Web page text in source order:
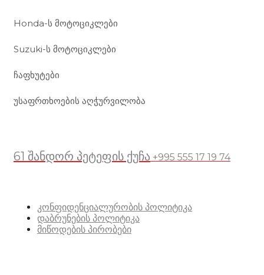
Honda-ს მოტოციკლები
Suzuki-ს მოტოციკლები
ჩაფხუტები
უსაფრთხოების აღჭურვილობა
61 შანდორ პეტეფის ქუჩა +995 555 17 19 74
კონფიდენციალურობის პოლიტიკა
დაბრუნების პოლიტიკა
მიწოდების პირობები